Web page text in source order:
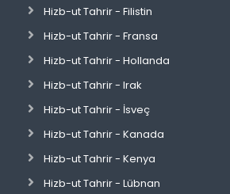
Hizb-ut Tahrir - Filistin
Hizb-ut Tahrir - Fransa
Hizb-ut Tahrir - Hollanda
Hizb-ut Tahrir - Irak
Hizb-ut Tahrir - İsveç
Hizb-ut Tahrir - Kanada
Hizb-ut Tahrir - Kenya
Hizb-ut Tahrir - Lübnan